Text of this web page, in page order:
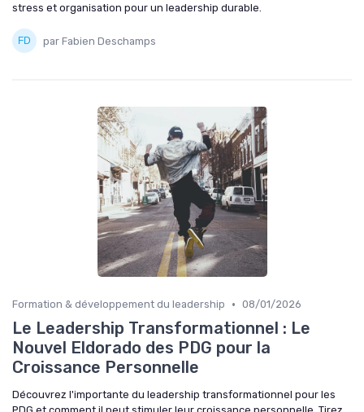
stress et organisation pour un leadership durable.
par Fabien Deschamps
Formation & développement du leadership • 08/01/2026
Le Leadership Transformationnel : Le
Nouvel Eldorado des PDG pour la
Croissance Personnelle
Découvrez l'importante du leadership transformationnel pour les